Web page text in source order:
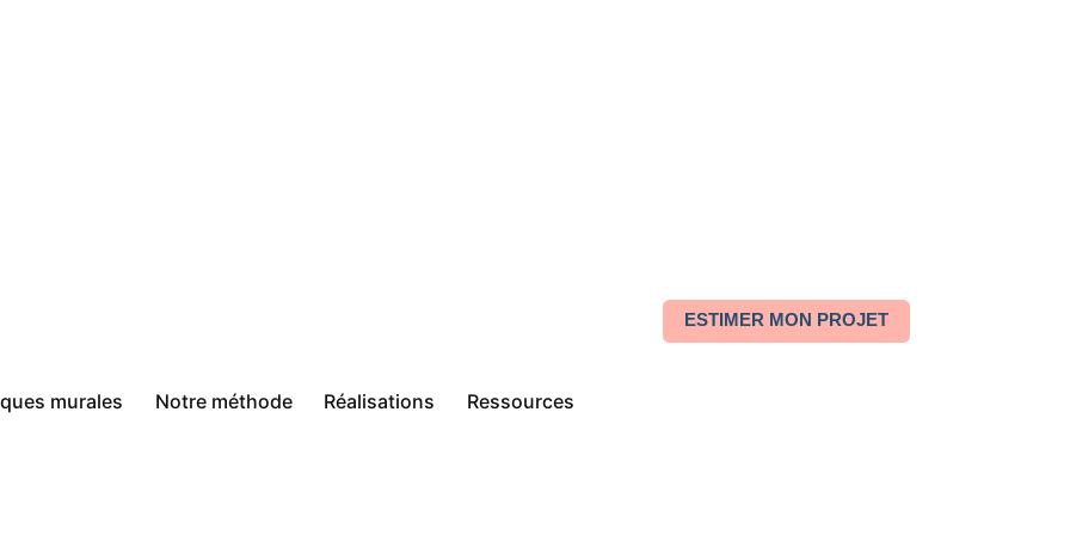
murales Notre méthode Réalisations Ressources
ESTIMER MON PROJET